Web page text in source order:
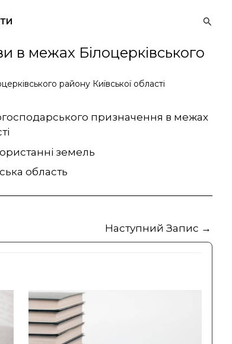
в межах Білоцерківського
району Київської області
призначення в межах
земель
область
Наступний Запис →